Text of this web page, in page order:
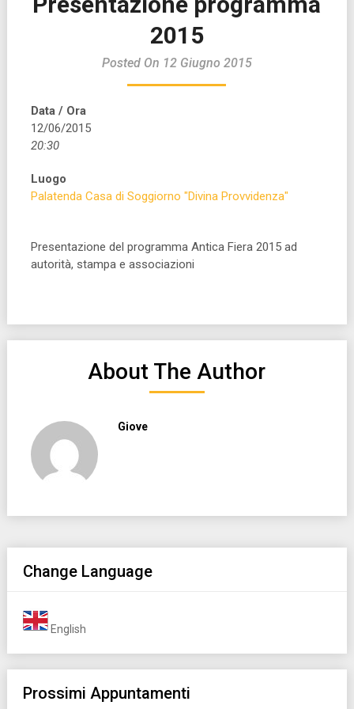
2015
Posted On 12 Giugno 2015
Data / Ora
12/06/2015
20:30
Luogo
Palatenda Casa di Soggiorno "Divina Provvidenza"
Presentazione del programma Antica Fiera 2015 ad
autorità, stampa e associazioni
About The Author
Giove
Change Language
English
Prossimi Appuntamenti